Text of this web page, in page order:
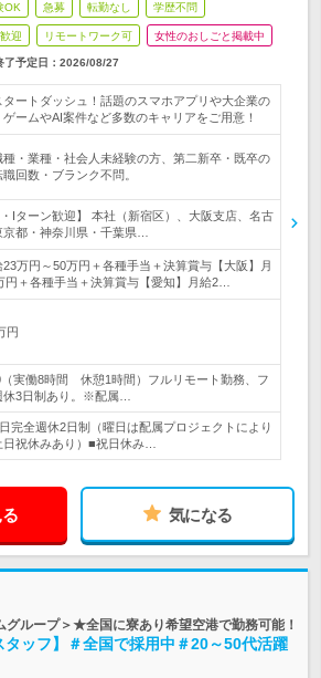
OK 急募 転勤なし 学歴不問
迎 リモートワーク可 女性のおしごと掲載中
了予定日： 2026/08/27
ートダッシュ！話題のスマホアプリや大企業の
ームやAI案件など多数のキャリアをご用意！
・業種・社会人未経験の方、第二新卒・既卒の
回数・ブランク不問。
・Iターン歓迎】 本社（新宿区）、大阪支店、名古
都・神奈川県・千葉県…
23万円～50万円＋各種手当＋決算賞与【大阪】月
円＋各種手当＋決算賞与【愛知】月給2…
円
実働8時間 休憩1時間）フルリモート勤務、フ
休3日制あり。※配属…
完全週休2日制（曜日は配属プロジェクトにより
祝休みあり）■祝日休み…
気になる
グループ＞★全国に寮あり希望空港で勤務可能！
タッフ】＃全国で採用中＃20～50代活躍